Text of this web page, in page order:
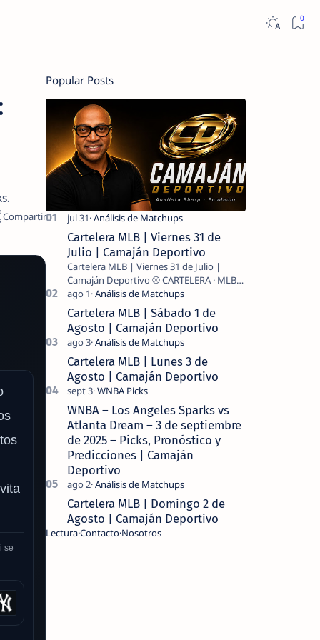
se
Popular Posts
Cartelera MLB | Viernes 31 de
Julio | Camaján Deportivo
Cartelera MLB | Viernes 31 de Julio |
Camaján Deportivo ⚾ CARTELERA · MLB
2026 ⚾ MI LECTURA DEL DÍA …
Cartelera MLB | Sábado 1 de
Agosto | Camaján Deportivo
Cartelera MLB | Lunes 3 de
Agosto | Camaján Deportivo
WNBA – Los Angeles Sparks vs
Atlanta Dream – 3 de septiembre
de 2025 – Picks, Pronóstico y
Predicciones | Camaján
Deportivo
Cartelera MLB | Domingo 2 de
Agosto | Camaján Deportivo
LecturaContactoNosotros